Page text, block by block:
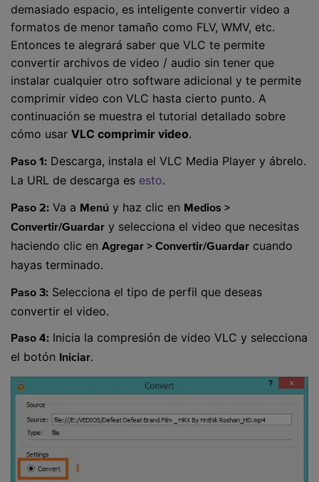
demasiado espacio, es inteligente convertir video a
formatos de menor tamaño como FLV, WMV, etc.
Entonces te alegrará saber que VLC te permite
convertir archivos de video / audio sin tener que
instalar cualquier otro software adicional y te permite
comprimir video con VLC hasta cierto punto. A
continuación se muestra el tutorial detallado sobre
cómo usar VLC comprimir video.
Paso 1: Descarga, instala el VLC Media Player y ábrelo.
La URL de descarga es esto.
Paso 2: Va a Menú y haz clic en Medios >
Convertir/Guardar y selecciona el video que necesitas
haciendo clic en Agregar > Convertir/Guardar cuando
hayas terminado.
Paso 3: Selecciona el tipo de perfil que deseas
convertir el video.
Paso 4: Inicia la compresión de video VLC y selecciona
el botón Iniciar.